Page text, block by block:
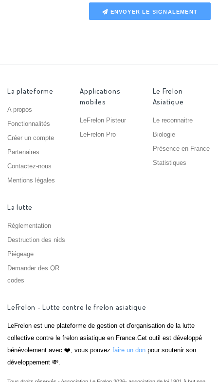
ENVOYER LE SIGNALEMENT
La plateforme
A propos
Fonctionnalités
Créer un compte
Partenaires
Contactez-nous
Mentions légales
Applications
mobiles
LeFrelon Pisteur
LeFrelon Pro
Le Frelon
Asiatique
Le reconnaitre
Biologie
Présence en France
Statistiques
La lutte
Réglementation
Destruction des nids
Piégeage
Demander des QR
codes
LeFrelon - Lutte contre le frelon asiatique
LeFrelon est une plateforme de gestion et d'organisation de la lutte
collective contre le frelon asiatique en France.Cet outil est développé
bénévolement avec ❤️, vous pouvez faire un don pour soutenir son
développement 💸.